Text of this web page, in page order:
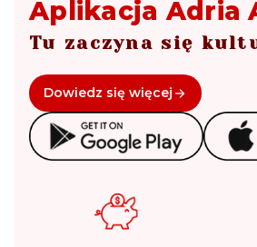
Aplikacja Adria
Tu zaczyna się
Dowiedz się więcej